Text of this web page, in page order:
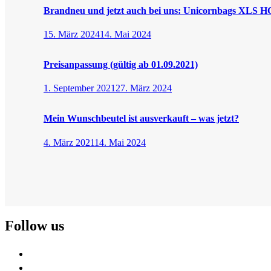
Brandneu und jetzt auch bei uns: Unicornbags XLS
15. März 202414. Mai 2024
Preisanpassung (gültig ab 01.09.2021)
1. September 2021 27. März 2024
Mein Wunschbeutel ist ausverkauft – was jetzt?
4. März 202114. Mai 2024
Follow us